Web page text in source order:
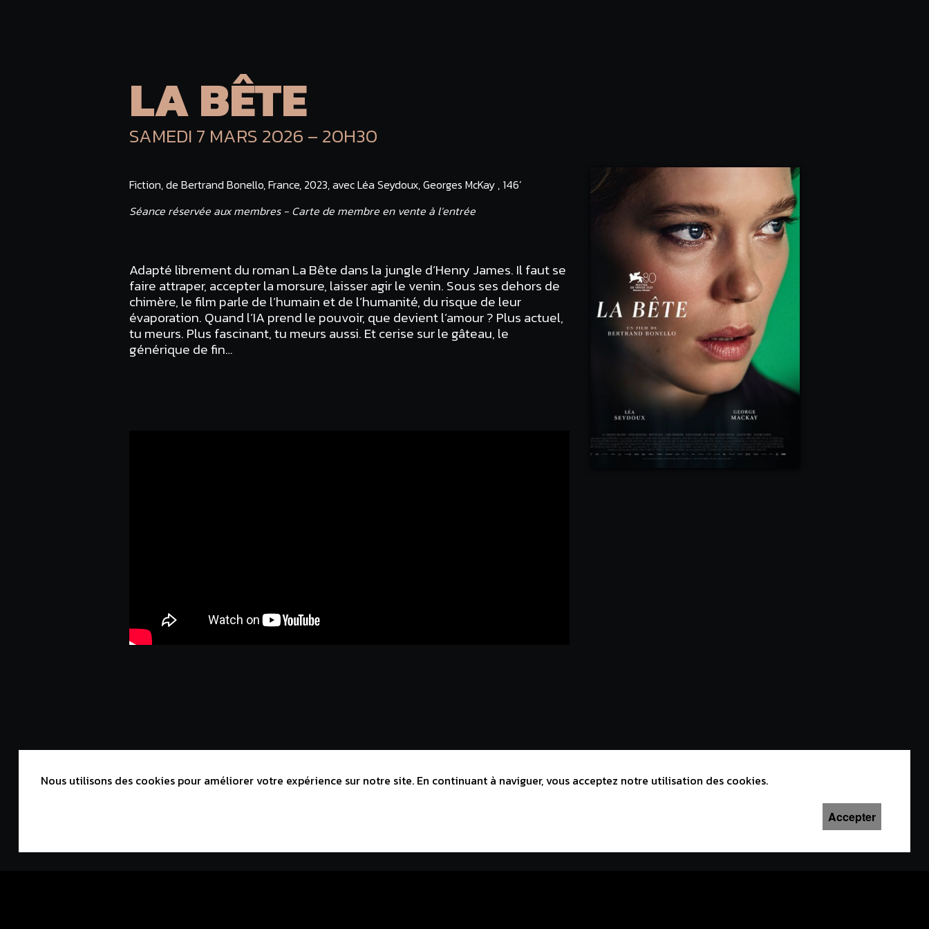
LA BÊTE
SAMEDI 7 MARS 2026 – 20H30
Fiction, de Bertrand Bonello, France, 2023, avec Léa Seydoux, Georges McKay , 146’
Séance réservée aux membres - Carte de membre en vente à l’entrée
Adapté librement du roman La Bête dans la jungle d’Henry James. Il faut se
faire attraper, accepter la morsure, laisser agir le venin. Sous ses dehors de
chimère, le film parle de l’humain et de l’humanité, du risque de leur
évaporation. Quand l’IA prend le pouvoir, que devient l’amour ? Plus actuel,
tu meurs. Plus fascinant, tu meurs aussi. Et cerise sur le gâteau, le
générique de fin…
Nous utilisons des cookies pour améliorer votre expérience sur notre site. En continuant à naviguer, vous acceptez notre utilisation des cookies.
Accepter